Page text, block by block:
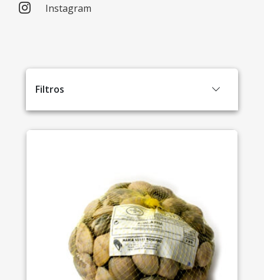
Instagram
Filtros